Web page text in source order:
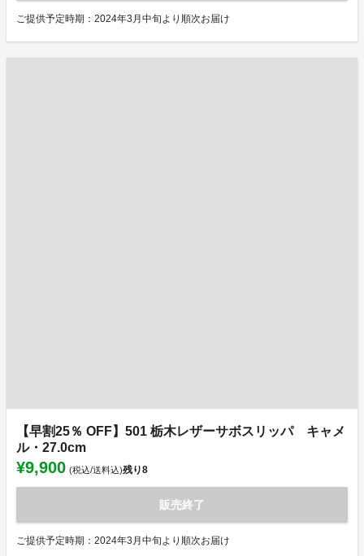
ご提供予定時期：2024年3月中旬より順次お届け
【早割25％ OFF】501 栃木レザーサボスリッパ キャメ
ル・27.0cm
¥9,900 (税込/送料込)残り8
販売終了
ご提供予定時期：2024年3月中旬より順次お届け